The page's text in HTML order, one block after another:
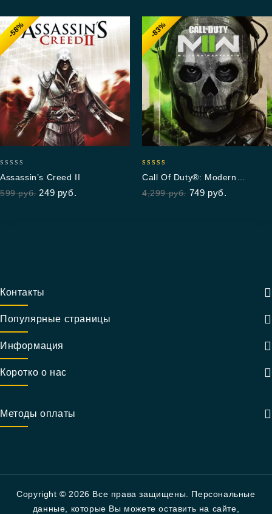
-58%
out
of
Assassin’s Creed II
599руб. 249 руб.
-83%
out of 5
Call Of Duty®: Modern
Warfare® II
4,299руб. 749 руб.
Контакты
Популярные страницы
Информация
Коротко о нас
Методы оплаты
Copyright © 2026 Все права защищены. Персональные
данные, которые Вы можете оставить на сайте,